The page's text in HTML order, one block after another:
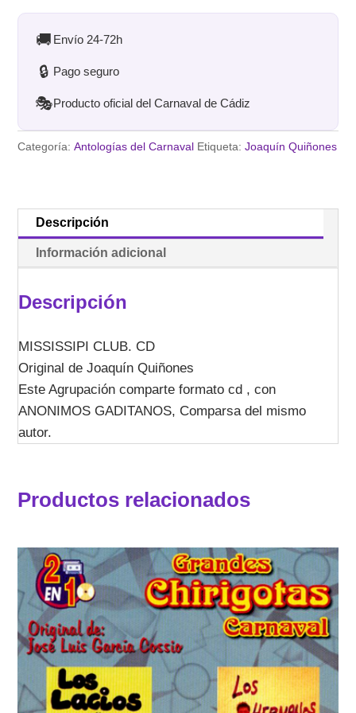
ANONIMO
GADITANO
🚚 Envío 24-72h
🔒 Pago seguro
🎭Producto oficial del Carnaval de Cádiz
Categoría:Antologías del Carnaval Etiqueta:Joaquín Quiñones
Descripción
Información adicional
Descripción
MISSISSIPI CLUB. CD
Original de Joaquín Quiñones
Este Agrupación comparte formato cd , con
ANONIMOS GADITANOS, Comparsa del mismo
autor.
Productos relacionados